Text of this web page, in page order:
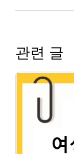
관련 글